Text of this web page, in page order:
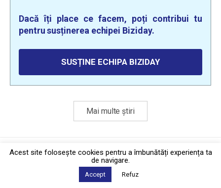
Dacă îți place ce facem, poți contribui tu
pentru susținerea echipei Biziday.
SUSȚINE ECHIPA BIZIDAY
Mai multe știri
Politica de confidențialitate·Contact
2026 © Biziday
Acest site foloseşte cookies pentru a îmbunătăți experiența ta
de navigare.
Accept Refuz